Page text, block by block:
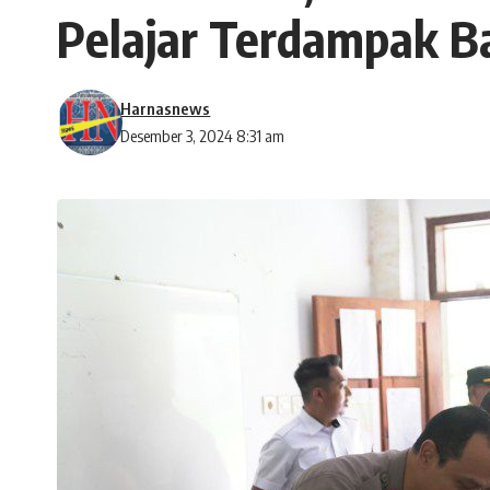
Pelajar Terdampak
Desember 3, 2024 8:31 am
Harnasnews